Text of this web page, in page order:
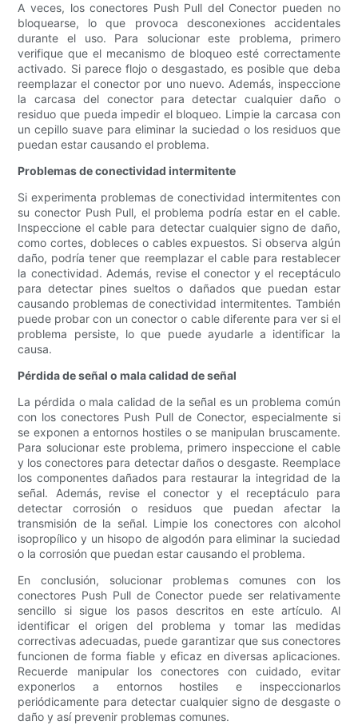
A veces, los conectores Push Pull del Conector pueden no
bloquearse, lo que provoca desconexiones accidentales
durante el uso. Para solucionar este problema, primero
verifique que el mecanismo de bloqueo esté correctamente
activado. Si parece flojo o desgastado, es posible que deba
reemplazar el conector por uno nuevo. Además, inspeccione
la carcasa del conector para detectar cualquier daño o
residuo que pueda impedir el bloqueo. Limpie la carcasa con
un cepillo suave para eliminar la suciedad o los residuos que
puedan estar causando el problema.
Problemas de conectividad intermitente
Si experimenta problemas de conectividad intermitentes con
su conector Push Pull, el problema podría estar en el cable.
Inspeccione el cable para detectar cualquier signo de daño,
como cortes, dobleces o cables expuestos. Si observa algún
daño, podría tener que reemplazar el cable para restablecer
la conectividad. Además, revise el conector y el receptáculo
para detectar pines sueltos o dañados que puedan estar
causando problemas de conectividad intermitentes. También
puede probar con un conector o cable diferente para ver si el
problema persiste, lo que puede ayudarle a identificar la
causa.
Pérdida de señal o mala calidad de señal
La pérdida o mala calidad de la señal es un problema común
con los conectores Push Pull de Conector, especialmente si
se exponen a entornos hostiles o se manipulan bruscamente.
Para solucionar este problema, primero inspeccione el cable
y los conectores para detectar daños o desgaste. Reemplace
los componentes dañados para restaurar la integridad de la
señal. Además, revise el conector y el receptáculo para
detectar corrosión o residuos que puedan afectar la
transmisión de la señal. Limpie los conectores con alcohol
isopropílico y un hisopo de algodón para eliminar la suciedad
o la corrosión que puedan estar causando el problema.
En conclusión, solucionar problemas comunes con los
conectores Push Pull de Conector puede ser relativamente
sencillo si sigue los pasos descritos en este artículo. Al
identificar el origen del problema y tomar las medidas
correctivas adecuadas, puede garantizar que sus conectores
funcionen de forma fiable y eficaz en diversas aplicaciones.
Recuerde manipular los conectores con cuidado, evitar
exponerlos a entornos hostiles e inspeccionarlos
periódicamente para detectar cualquier signo de desgaste o
daño y así prevenir problemas comunes.